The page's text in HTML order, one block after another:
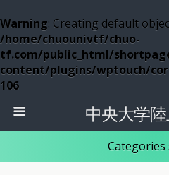
Warning: Creating default
/home/chuounivtf/chuo-
tf.com/public_html/
content/plugins/wptouch/
106
中央大学
Categories